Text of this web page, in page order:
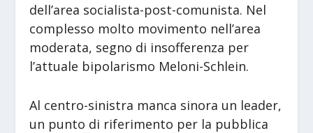
dell’area socialista-post-comunista. Nel
complesso molto movimento nell’area
moderata, segno di insofferenza per
l’attuale bipolarismo Meloni-Schlein.
Al centro-sinistra manca sinora un leader,
un punto di riferimento per la pubblica